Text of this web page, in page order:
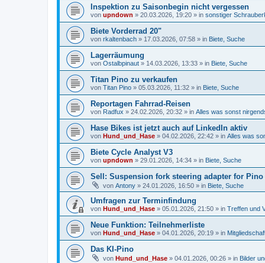
Inspektion zu Saisonbegin nicht vergessen
von upndown » 20.03.2026, 19:20 » in sonstiger
Biete Vorderrad 20"
von rkaltenbach » 17.03.2026, 07:58 » in Biete, Suche
Lagerräumung
von Ostalbpinaut » 14.03.2026, 13:33 » in Biete, Suche
Titan Pino zu verkaufen
von Titan Pino » 05.03.2026, 11:32 » in Biete, Suche
Reportagen Fahrrad-Reisen
von Radfux » 24.02.2026, 20:32 » in Alles was sonst
Hase Bikes ist jetzt auch auf LinkedIn aktiv
von Hund_und_Hase » 04.02.2026, 22:42 » in Alles was
Biete Cycle Analyst V3
von upndown » 29.01.2026, 14:34 » in Biete, Suche
Sell: Suspension fork steering adapter for Pino
von Antony » 24.01.2026, 16:50 » in Biete, Suche
Umfragen zur Terminfindung
von Hund_und_Hase » 05.01.2026, 21:50 » in Treffen und
Neue Funktion: Teilnehmerliste
von Hund_und_Hase » 04.01.2026, 20:19 » in
Das KI-Pino
von Hund_und_Hase » 04.01.2026, 00:26 » in Bilder